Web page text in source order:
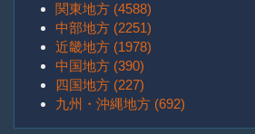
関東地方 (4588)
中部地方 (2251)
近畿地方 (1978)
中国地方 (390)
四国地方 (227)
九州・沖縄地方 (692)